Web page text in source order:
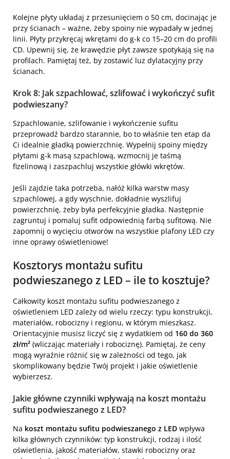
Kolejne płyty układaj z przesunięciem o 50 cm, docinając je
przy ścianach – ważne, żeby spoiny nie wypadały w jednej
linii. Płyty przykręcaj wkrętami do g-k co 15–20 cm do profili
CD. Upewnij się, że krawędzie płyt zawsze spotykają się na
profilach. Pamiętaj też, by zostawić luz dylatacyjny przy
ścianach.
Krok 8: Jak szpachlować, szlifować i wykończyć sufit
podwieszany?
Szpachlowanie, szlifowanie i wykończenie sufitu
przeprowadź bardzo starannie, bo to właśnie ten etap da
Ci idealnie gładką powierzchnię. Wypełnij spoiny między
płytami g-k masą szpachlową, wzmocnij je taśmą
fizelinową i zaszpachluj wszystkie główki wkrętów.
Jeśli zajdzie taka potrzeba, nałóż kilka warstw masy
szpachlowej, a gdy wyschnie, dokładnie wyszlifuj
powierzchnię, żeby była perfekcyjnie gładka. Następnie
zagruntuj i pomaluj sufit odpowiednią farbą sufitową. Nie
zapomnij o wycięciu otworów na wszystkie plafony LED czy
inne oprawy oświetleniowe!
Kosztorys montażu sufitu
podwieszanego z LED – ile to kosztuje?
Całkowity koszt montażu sufitu podwieszanego z
oświetleniem LED zależy od wielu rzeczy: typu konstrukcji,
materiałów, robocizny i regionu, w którym mieszkasz.
Orientacyjnie musisz liczyć się z wydatkiem od 160 do 360
zł/m² (wliczając materiały i robociznę). Pamiętaj, że ceny
mogą wyraźnie różnić się w zależności od tego, jak
skomplikowany będzie Twój projekt i jakie oświetlenie
wybierzesz.
Jakie główne czynniki wpływają na koszt montażu
sufitu podwieszanego z LED?
Na koszt montażu sufitu podwieszanego z LED wpływa
kilka głównych czynników: typ konstrukcji, rodzaj i ilość
oświetlenia, jakość materiałów, stawki robocizny oraz